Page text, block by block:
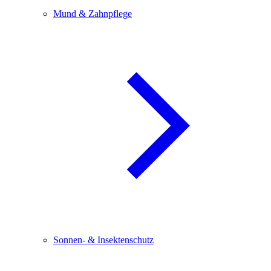
Mund & Zahnpflege
Sonnen- & Insektenschutz